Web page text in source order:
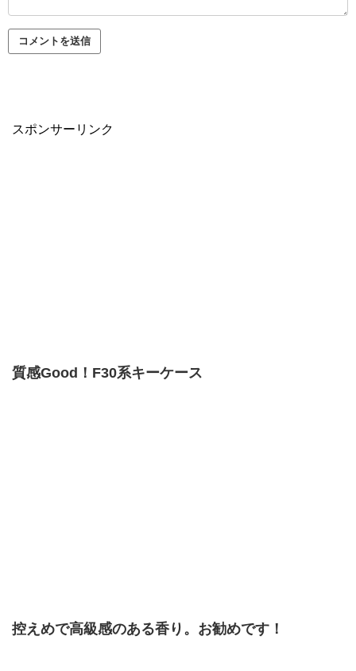
スポンサーリンク
質感Good！F30系キーケース
控えめで高級感のある香り。お勧めです！